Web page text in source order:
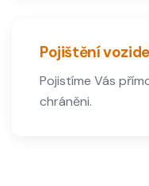
Pojištění
Pojistíme Vás
chráněni.